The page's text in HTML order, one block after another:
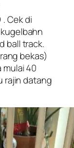
Cek di
ball track.
bekas)
mulai 40
rajin datang